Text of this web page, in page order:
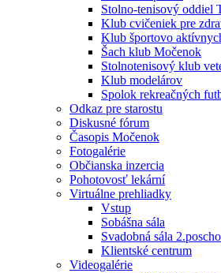
Stolno-tenisový
Klub cvičeniek pre
Klub športovo
Šach klub Močenok
Stolnotenisový klub
Klub modelárov
Spolok rekreačných
Odkaz pre starostu
Diskusné fórum
Časopis Močenok
Fotogalérie
Občianska inzercia
Pohotovosť lekární
Virtuálne prehliadky
Vstup
Sobášna sála
Svadobná sála
Klientské centrum
Videogalérie